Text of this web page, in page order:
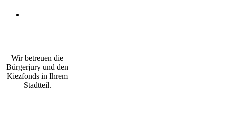
Wir betreuen die
Bürgerjury und den
Kiezfonds in Ihrem
Stadtteil.